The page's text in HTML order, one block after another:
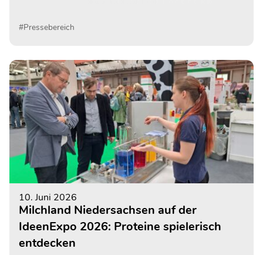
#Pressebereich
10. Juni 2026
Milchland Niedersachsen auf der
IdeenExpo 2026: Proteine spielerisch
entdecken